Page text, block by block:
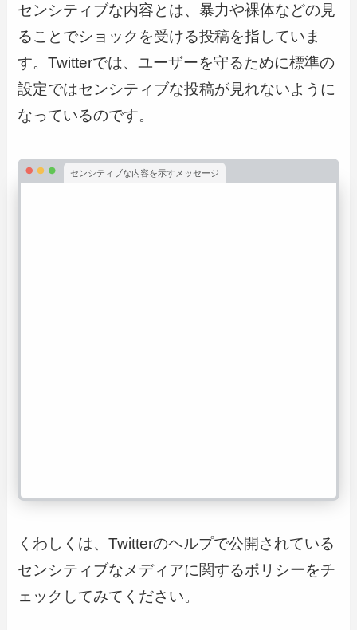
センシティブな内容とは、暴力や裸体などの見
ることでショックを受ける投稿を指していま
す。Twitterでは、ユーザーを守るために標準の
設定ではセンシティブな投稿が見れないように
なっているのです。
センシティブな内容を示すメッセージ
くわしくは、Twitterのヘルプで公開されている
センシティブなメディアに関するポリシーをチ
ェックしてみてください。